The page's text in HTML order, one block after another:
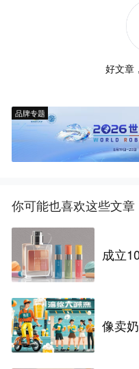
好文章
品牌专题
你可能也喜欢这些文章
成立
像卖